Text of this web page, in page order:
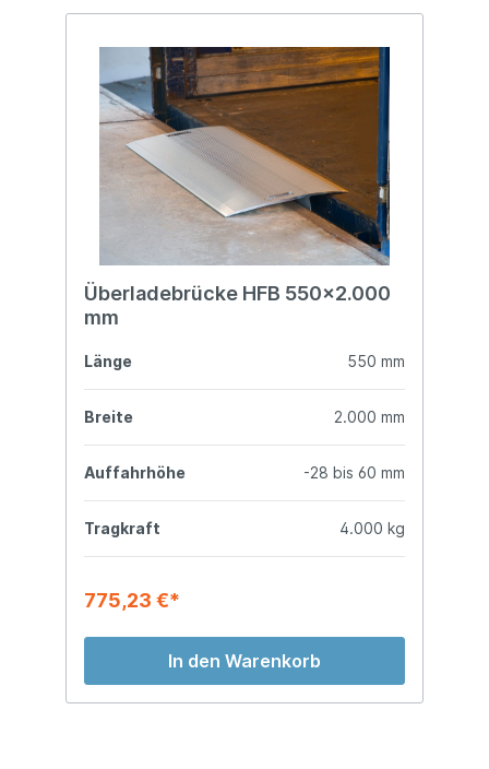
Überladebrücke HFB 550x2.000
mm
Länge 550 mm
Breite 2.000 mm
Auffahrhöhe -28 bis 60 mm
Tragkraft 4.000 kg
775,23 €*
In den Warenkorb